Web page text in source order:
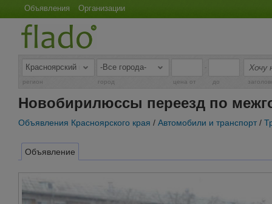
Объявления Организации
-
регион город цена от до
Новобирилюссы переезд по
Объявления Красноярского края / Автомобили и транспорт /
Объявление